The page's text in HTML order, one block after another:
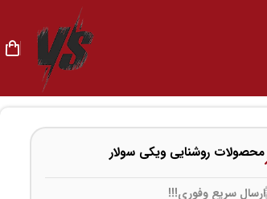
محصولات روشنایی ویکی سولار
ارسال سریع وفوری!!!